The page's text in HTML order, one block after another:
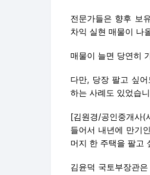
전문가들은 향후 보
차익 실현 매물이 나
매물이 늘면 당연히
다만, 당장 팔고 싶
하는 사례도 있었습
[김원경/공인중개사
들어서 내년에 만기
머지 한 주택을 팔고
김윤덕 국토부장관